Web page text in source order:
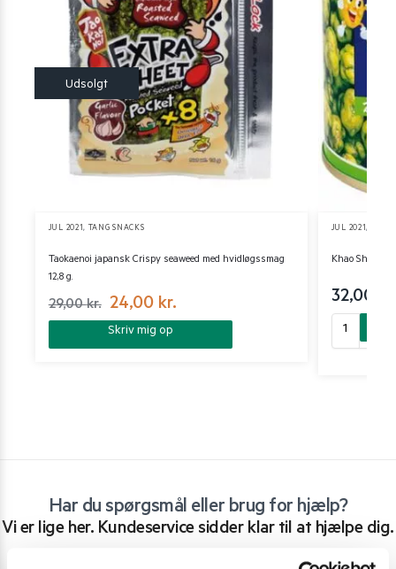
JUL 2021, TANG SNACKS
Taokaenoi japansk Crispy seaweed med hvidløgssmag
12,8 g.
29,00kr. 24,00 kr.
Skriv mig op
JUL 2021,
Khao Shong
32,00
Har du spørgsmål eller brug for hjælp?
Vi er lige her. Kundeservice sidder klar til at hjælpe dig.